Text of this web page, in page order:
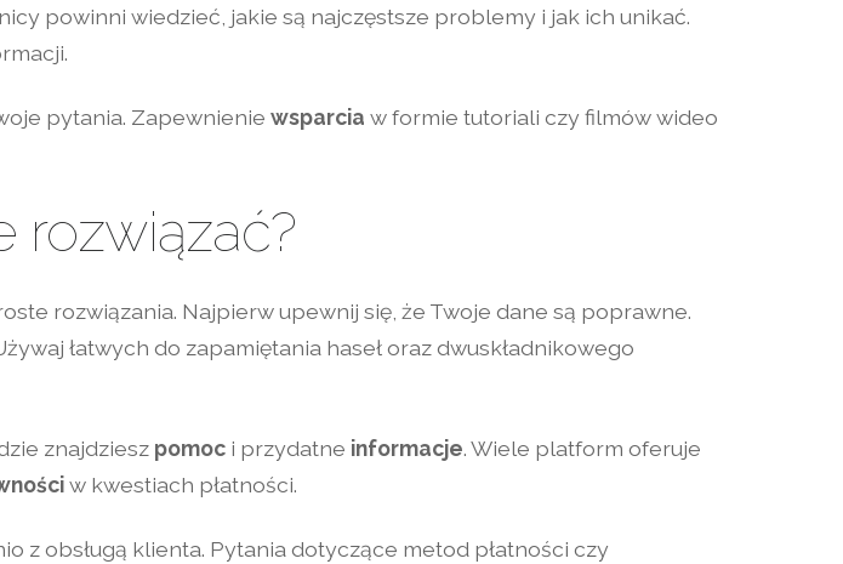
powinni wiedzieć, jakie są najczęstsze problemy i jak ich unikać.
pytania. Zapewnienie wsparcia w formie tutoriali czy filmów wideo
rozwiązać?
rozwiązania. Najpierw upewnij się, że Twoje dane są poprawne.
łatwych do zapamiętania haseł oraz dwuskładnikowego
znajdziesz pomoc i przydatne informacje. Wiele platform oferuje
w kwestiach płatności.
z obsługą klienta. Pytania dotyczące metod płatności czy